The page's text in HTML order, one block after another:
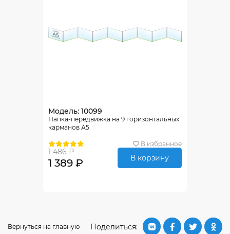
Модель: 10099
Папка-передвижка на 9 горизонтальных
карманов А5
В избранное
1 486 ₽
1 389 ₽ В корзину
Поделиться:
Вернуться на главную